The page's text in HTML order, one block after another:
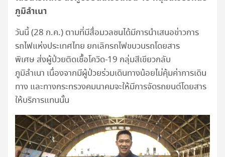
ภูมิลำเนา
วันนี้ (28 ก.ค.) ตามที่มีสื่อมวลชนได้มีการนำเสนอข่าวการ
รถไฟแห่งประเทศไทย ยกเลิกรถไฟขบวนรถโดยสาร
พิเศษ ส่งผู้ป่วยติดเชื้อโควิด-19 กลุ่มสีเขียวกลับ
ภูมิลำเนา เนื่องจากมีผู้ป่วยร่วมเดินทางน้อยไม่คุ้มค่าการเดิน
ทาง และทางกระทรวงคมนาคมจะให้มีการจัดรถยนต์โดยสาร
ให้บริการแทนนั้น